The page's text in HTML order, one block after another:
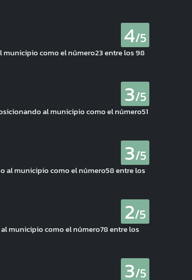
4/5
municipio como el número23 entre los 98
3/5
al municipio como el número51
3/5
al municipio como el número58 entre los
2/5
municipio como el número78 entre los
3/5